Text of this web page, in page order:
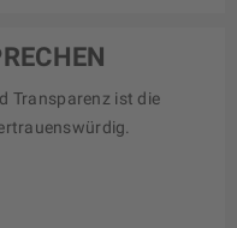
Transparenz ist die